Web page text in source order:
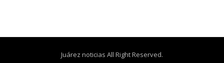
Juárez noticias All Right Reserved.